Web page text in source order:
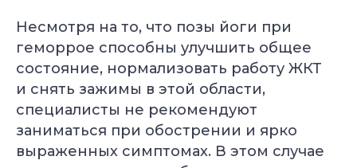
Несмотря на то, что позы йоги при
геморрое способны улучшить общее
состояние, нормализовать работу ЖКТ
и снять зажимы в этой области,
специалисты не рекомендуют
заниматься при обострении и ярко
выраженных симптомах. В этом случае